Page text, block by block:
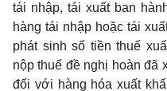
tái nhập, tái xuất ban
hàng tái nhập hoặc tái
phát sinh số tiền thuế
nộp thuế đề nghị hoàn đã
đối với hàng hóa xuất